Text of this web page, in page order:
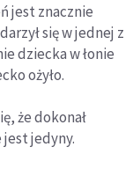
jest znacznie
się w jednej z
dziecka w łonie
ożyło.
że dokonał
jedyny.